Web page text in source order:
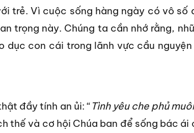
trẻ. Vì cuộc sống hàng ngày có vô số
trọng này. Chúng ta cần nhớ rằng,
dục con cái trong lãnh vực cầu
đầy tính an ủi: “ Tình yêu che phủ
thế và cơ hội Chúa ban để sống bác ái